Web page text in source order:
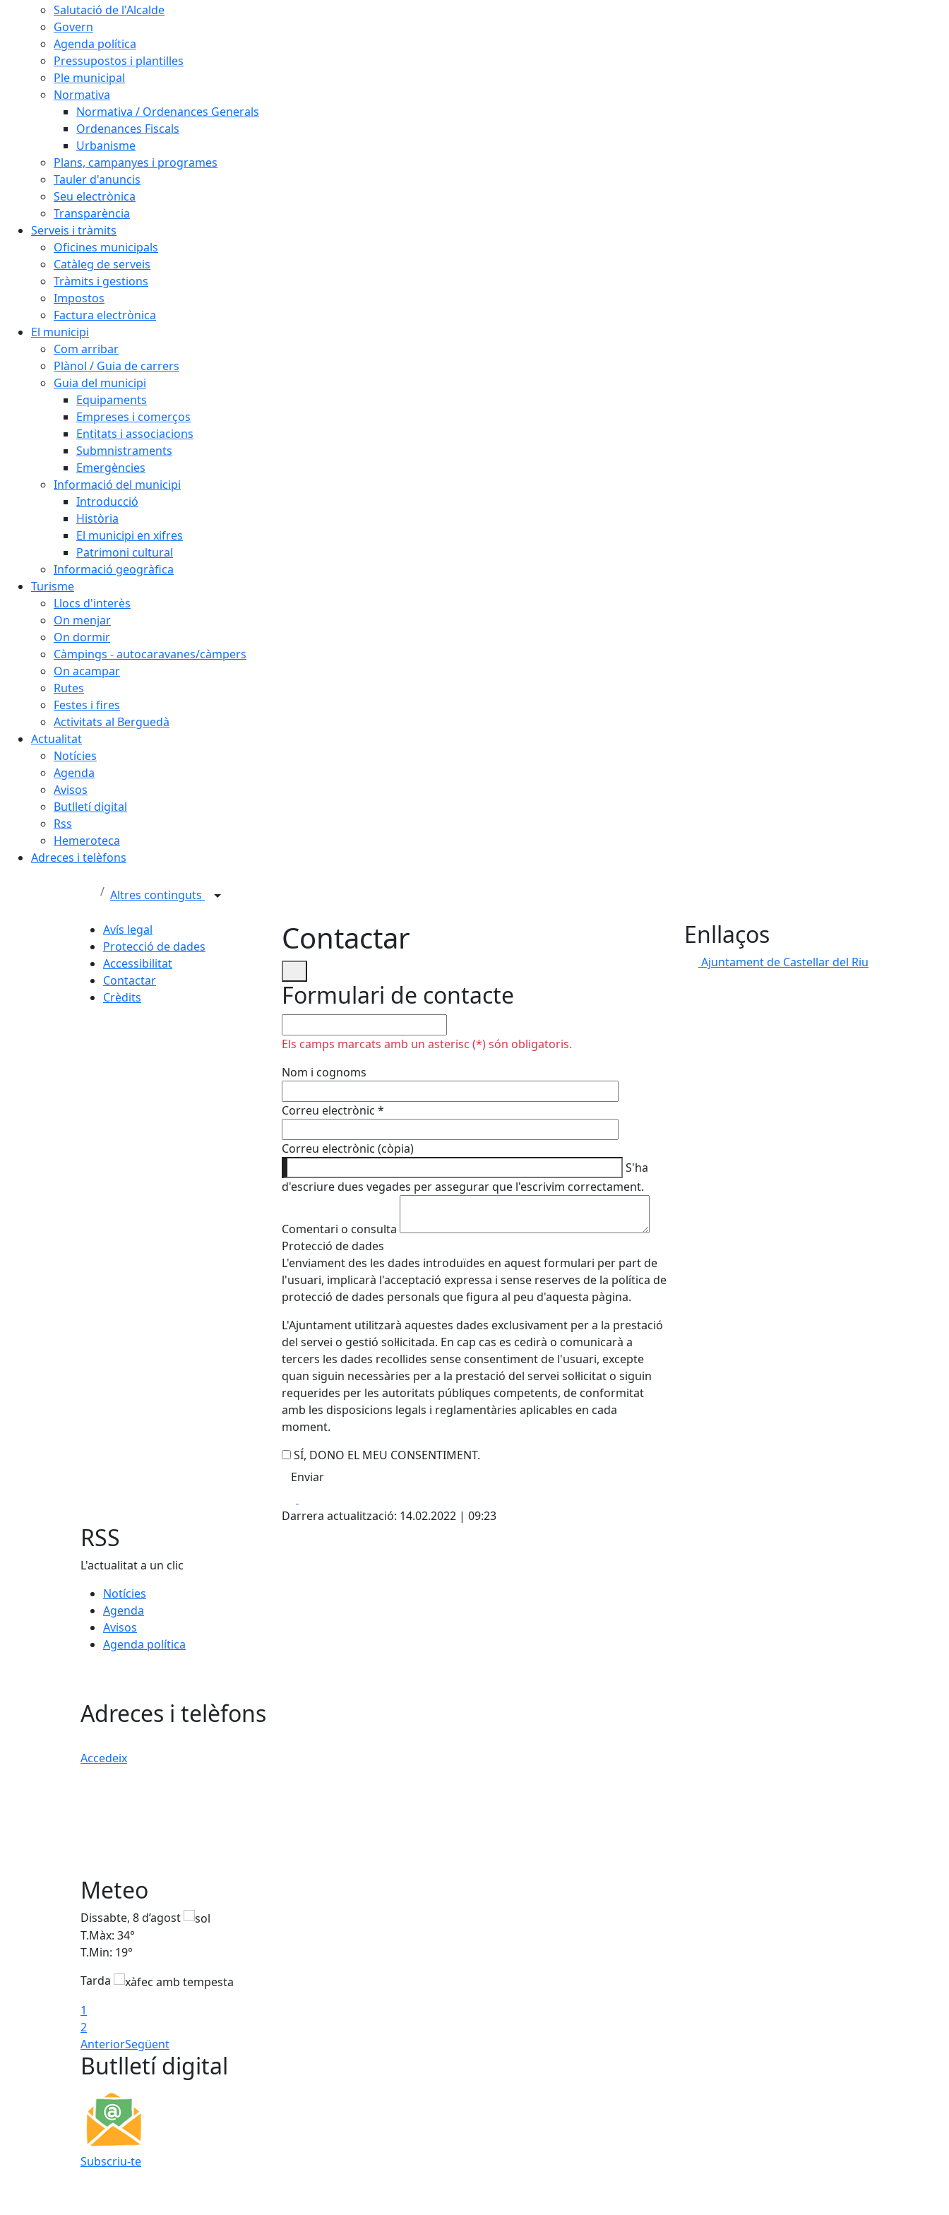
Salutació de l'Alcalde
Govern
Agenda política
Pressupostos i plantilles
Ple municipal
Normativa
Normativa / Ordenances Generals
Ordenances Fiscals
Urbanisme
Plans, campanyes i programes
Tauler d'anuncis
Seu electrònica
Transparència
Serveis i tràmits
Oficines municipals
Catàleg de serveis
Tràmits i gestions
Impostos
Factura electrònica
El municipi
Com arribar
Plànol / Guia de carrers
Guia del municipi
Equipaments
Empreses i comerços
Entitats i associacions
Submnistraments
Emergències
Informació del municipi
Introducció
Història
El municipi en xifres
Patrimoni cultural
Informació geogràfica
Turisme
Llocs d'interès
On menjar
On dormir
Càmpings - autocaravanes/càmpers
On acampar
Rutes
Festes i fires
Activitats al Berguedà
Actualitat
Notícies
Agenda
Avisos
Butlletí digital
Rss
Hemeroteca
Adreces i telèfons
Altres continguts
Avís legal
Protecció de dades
Accessibilitat
Contactar
Crèdits
Contactar
Formulari de contacte
Els camps marcats amb un asterisc (*) són obligatoris.
Nom i cognoms
Correu electrònic *
Correu electrònic (còpia)
S'ha
d'escriure dues vegades per assegurar que l'escrivim correctament.
Comentari o consulta
Protecció de dades
L'enviament des les dades introduïdes en aquest formulari per part de
l'usuari, implicarà l'acceptació expressa i sense reserves de la política de
protecció de dades personals que figura al peu d'aquesta pàgina.
L'Ajuntament utilitzarà aquestes dades exclusivament per a la prestació
del servei o gestió sol·licitada. En cap cas es cedirà o comunicarà a
tercers les dades recollides sense consentiment de l'usuari, excepte
quan siguin necessàries per a la prestació del servei sol·licitat o siguin
requerides per les autoritats públiques competents, de conformitat
amb les disposicions legals i reglamentàries aplicables en cada
moment.
SÍ, DONO EL MEU CONSENTIMENT.
Darrera actualització: 14.02.2022 | 09:23
Enllaços
Ajuntament de Castellar del Riu
RSS
L'actualitat a un clic
Notícies
Agenda
Avisos
Agenda política
Adreces i telèfons
Accedeix
Meteo
Dissabte, 8 d’agost
T.Màx: 34°
T.Min: 19°
Tarda
1
2
AnteriorSegüent
Butlletí digital
Subscriu-te